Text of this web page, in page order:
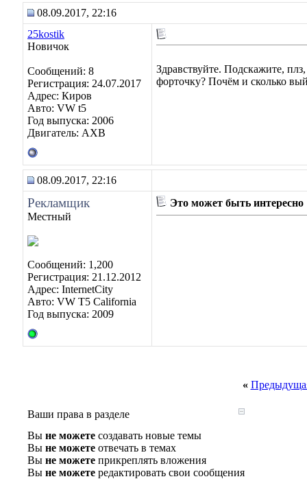
08.09.2017, 22:16
25kostik
Новичок
Сообщений: 8
Регистрация: 24.07.2017
Адрес: Киров
Авто: VW t5
Год выпуска: 2006
Двигатель: AXB
Здравствуйте. Подскажите,
форточку? Почём и сколько
08.09.2017, 22:16
Рекламщик
Местный
Сообщений: 1,200
Регистрация: 21.12.2012
Адрес: InternetCity
Авто: VW T5 California
Год выпуска: 2009
Это может быть интересно
«
Ваши права в разделе
Вы не можете создавать новые темы
Вы не можете отвечать в темах
Вы не можете прикреплять вложения
Вы не можете редактировать свои сообщения